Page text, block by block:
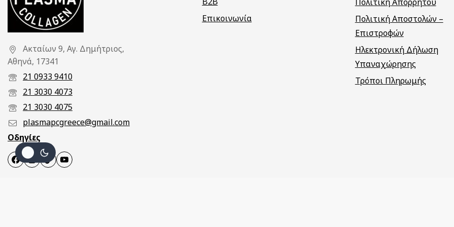
Ακταίων 9, Αγ. Δημήτριος,
Αθηνά, 17341
21 0933 9410
21 3030 4073
21 3030 4075
plasmapcgreece@gmail.com
Οδηγίες
Επικοινωνία
Πολιτική Αποστολών –
Επιστροφών
Ηλεκτρονική Δήλωση
Υπαναχώρησης
Τρόποι Πληρωμής